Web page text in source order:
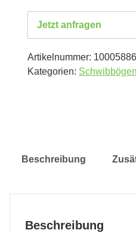
Jetzt anfragen
Artikelnummer:
Kategorien: Schwibbögen
Beschreibung
Beschreibung